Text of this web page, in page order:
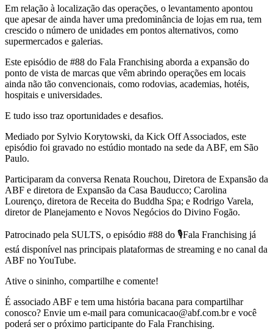
Em relação à localização das operações, o levantamento apontou
que apesar de ainda haver uma predominância de lojas em rua, tem
crescido o número de unidades em pontos alternativos, como
supermercados e galerias.
Este episódio de #88 do Fala Franchising aborda a expansão do
ponto de vista de marcas que vêm abrindo operações em locais
ainda não tão convencionais, como rodovias, academias, hotéis,
hospitais e universidades.
E tudo isso traz oportunidades e desafios.
Mediado por Sylvio Korytowski, da Kick Off Associados, este
episódio foi gravado no estúdio montado na sede da ABF, em São
Paulo.
Participaram da conversa Renata Rouchou, Diretora de Expansão da
ABF e diretora de Expansão da Casa Bauducco; Carolina
Lourenço, diretora de Receita do Buddha Spa; e Rodrigo Varela,
diretor de Planejamento e Novos Negócios do Divino Fogão.
Patrocinado pela SULTS, o episódio #88 do 🎙Fala Franchising já
está disponível nas principais plataformas de streaming e no canal da
ABF no YouTube.
Ative o sininho, compartilhe e comente!
É associado ABF e tem uma história bacana para compartilhar
conosco? Envie um e-mail para ⁠comunicacao@abf.com.br⁠ e você
poderá ser o próximo participante do Fala Franchising.